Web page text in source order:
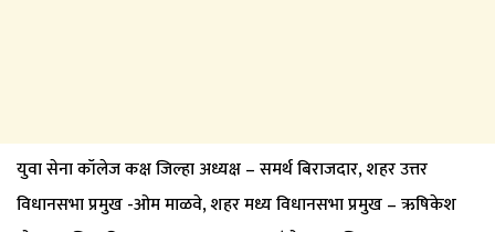
युवा सेना कॉलेज कक्ष जिल्हा अध्यक्ष – समर्थ बिराजदार, शहर उत्तर
विधानसभा प्रमुख -ओम माळवे, शहर मध्य विधानसभा प्रमुख – ऋषिकेश